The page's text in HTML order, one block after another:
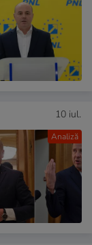
Analiză
10 iul.